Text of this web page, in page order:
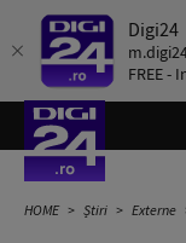
Digi24
FREE -
HOME Știri Externe